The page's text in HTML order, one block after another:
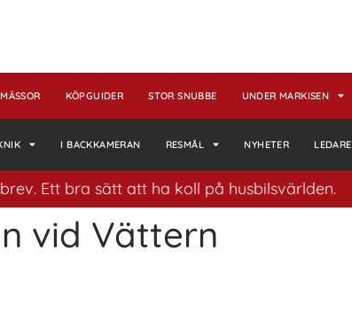
MÄSSOR KÖPGUIDER STOR SNUBBE UNDER MARKISEN
I BACKKAMERAN RESMÅL NYHETER LEDARE
Ett bra sätt att ha koll på husbilsvärlden.
vid Vättern